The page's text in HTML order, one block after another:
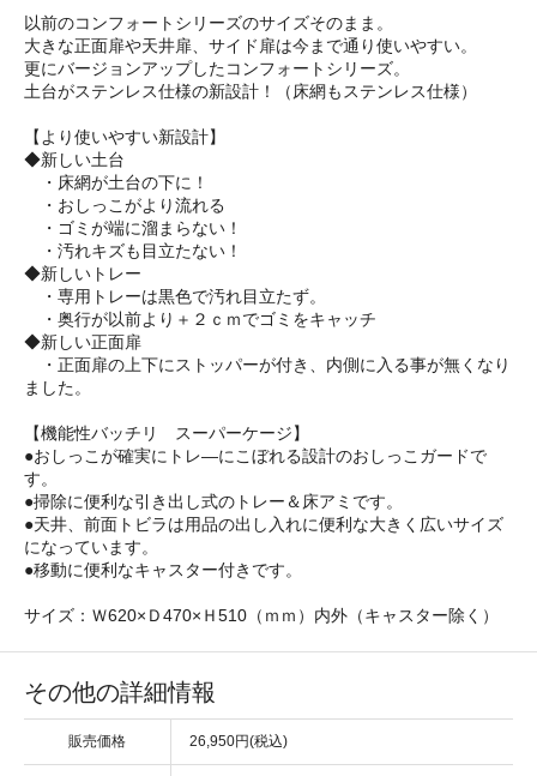
以前のコンフォートシリーズのサイズそのまま。
大きな正面扉や天井扉、サイド扉は今まで通り使いやすい。
更にバージョンアップしたコンフォートシリーズ。
土台がステンレス仕様の新設計！（床網もステンレス仕様）
【より使いやすい新設計】
◆新しい土台
・床網が土台の下に！
・おしっこがより流れる
・ゴミが端に溜まらない！
・汚れキズも目立たない！
◆新しいトレー
・専用トレーは黒色で汚れ目立たず。
・奥行が以前より＋２ｃｍでゴミをキャッチ
◆新しい正面扉
・正面扉の上下にストッパーが付き、内側に入る事が無くなり
ました。
【機能性バッチリ スーパーケージ】
●おしっこが確実にトレ―にこぼれる設計のおしっこガードで
す。
●掃除に便利な引き出し式のトレー＆床アミです。
●天井、前面トビラは用品の出し入れに便利な大きく広いサイズ
になっています。
●移動に便利なキャスター付きです。
サイズ：Ｗ620×Ｄ470×Ｈ510（ｍｍ）内外（キャスター除く）
その他の詳細情報
販売価格 26,950円(税込)